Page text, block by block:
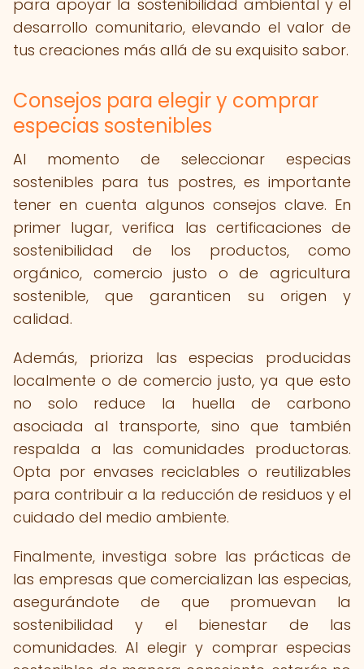
para apoyar la sostenibilidad ambiental y el
desarrollo comunitario, elevando el valor de
tus creaciones más allá de su exquisito sabor.
Consejos para elegir y comprar
especias sostenibles
Al momento de seleccionar especias
sostenibles para tus postres, es importante
tener en cuenta algunos consejos clave. En
primer lugar, verifica las certificaciones de
sostenibilidad de los productos, como
orgánico, comercio justo o de agricultura
sostenible, que garanticen su origen y
calidad.
Además, prioriza las especias producidas
localmente o de comercio justo, ya que esto
no solo reduce la huella de carbono
asociada al transporte, sino que también
respalda a las comunidades productoras.
Opta por envases reciclables o reutilizables
para contribuir a la reducción de residuos y el
cuidado del medio ambiente.
Finalmente, investiga sobre las prácticas de
las empresas que comercializan las especias,
asegurándote de que promuevan la
sostenibilidad y el bienestar de las
comunidades. Al elegir y comprar especias